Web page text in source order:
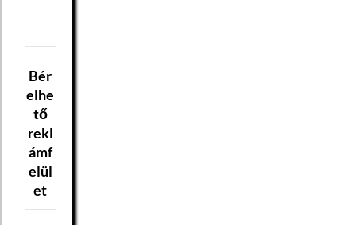
Bér
elhe
tő
rekl
ámf
elül
et